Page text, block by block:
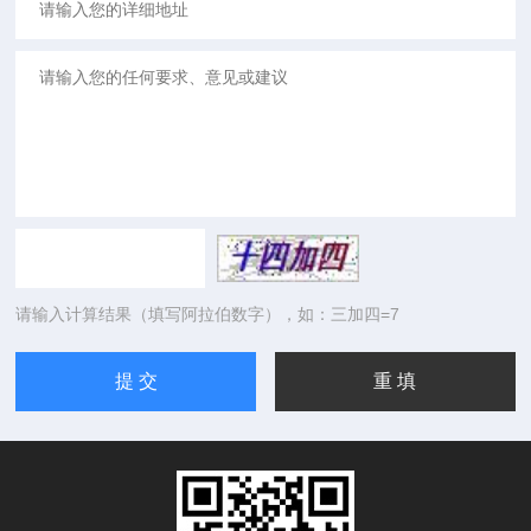
请输入计算结果（填写阿拉伯数字），如：三加四=7